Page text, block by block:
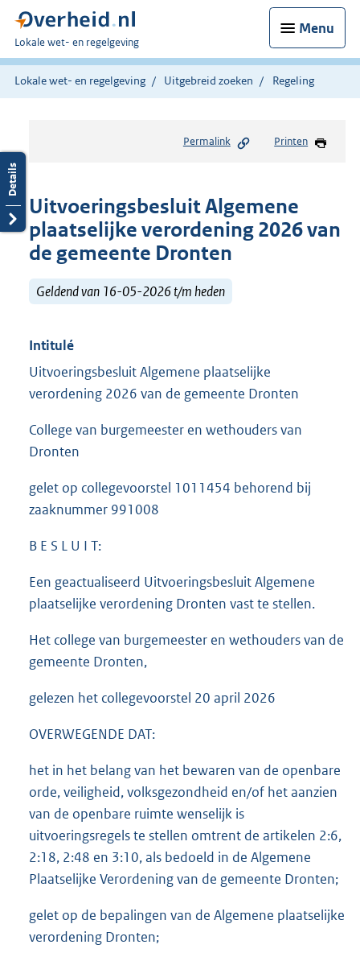
Menu
U
bent
hier:
Lokale wet- en regelgeving
Lokale wet- en regelgeving Uitgebreid zoeken Regeling
Permalink Printen
Uitvoeringsbesluit Algemene
plaatselijke verordening 2026 van
de gemeente Dronten
Geldend van 16-05-2026 t/m heden
Intitulé
Uitvoeringsbesluit Algemene plaatselijke
verordening 2026 van de gemeente Dronten
College van burgemeester en wethouders van
Dronten
gelet op collegevoorstel 1011454 behorend bij
zaaknummer 991008
B E S L U I T:
Een geactualiseerd Uitvoeringsbesluit Algemene
plaatselijke verordening Dronten vast te stellen.
Het college van burgemeester en wethouders van de
gemeente Dronten,
gelezen het collegevoorstel 20 april 2026
OVERWEGENDE DAT:
het in het belang van het bewaren van de openbare
orde, veiligheid, volksgezondheid en/of het aanzien
van de openbare ruimte wenselijk is
uitvoeringsregels te stellen omtrent de artikelen 2:6,
2:18, 2:48 en 3:10, als bedoeld in de Algemene
Plaatselijke Verordening van de gemeente Dronten;
gelet op de bepalingen van de Algemene plaatselijke
verordening Dronten;